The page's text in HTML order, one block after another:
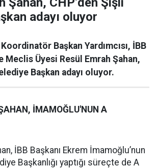
adayı oluyor
Başkan Yardımcısı, İBB
Meclis Üyesi Resül Emrah Şahan,
Başkan adayı oluyor.
İMAMOĞLU'NUN A
İBB Başkanı Ekrem İmamoğlu’nun
Başkanlığı yaptığı süreçte de A